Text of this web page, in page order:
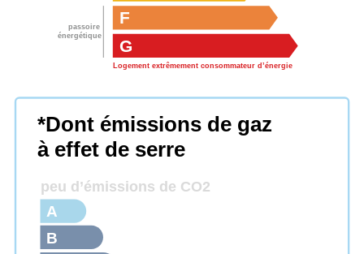
passoire
énergétique
G
Logement extrêmement consommateur d’énergie
F
*Dont émissions de gaz
à effet de serre
peu d’émissions de CO2
B
A